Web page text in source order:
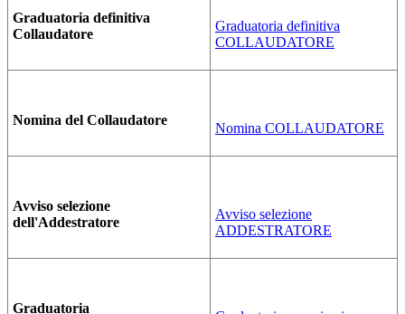
Graduatoria definitiva
Collaudatore
Graduatoria definitiva
COLLAUDATORE
Nomina del Collaudatore
Nomina COLLAUDATORE
Avviso selezione
dell'Addestratore
Avviso selezione
ADDESTRATORE
Graduatoria